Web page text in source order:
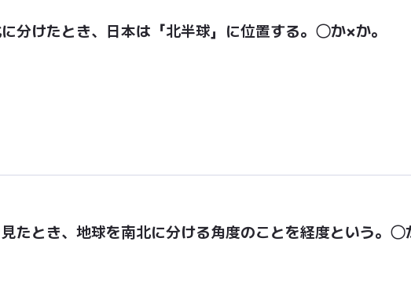
分けたとき、日本は「北半球」に位置する。〇か×か。
たとき、地球を南北に分ける角度のことを経度という。〇